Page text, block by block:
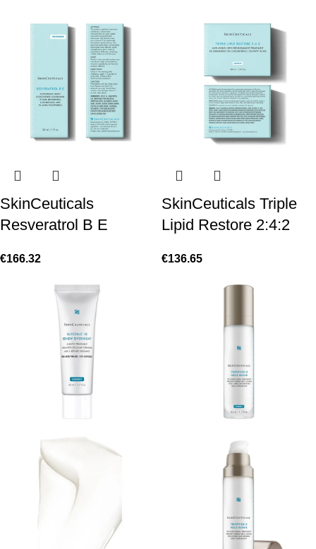
SkinCeuticals
Resveratrol B E
€166.32
SkinCeuticals Triple
Lipid Restore 2:4:2
€136.65